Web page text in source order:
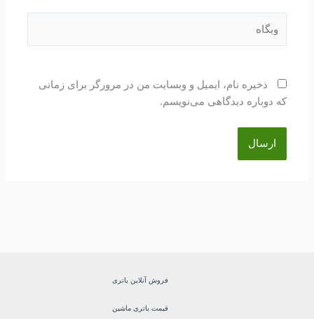
ذخیره نام، ایمیل و وبسایت من در مرورگر برای زمانی
که دوباره دیدگاهی می‌نویسم.
فروش آنلاین باتری
قیمت باتری ماشین